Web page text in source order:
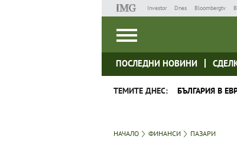
Investor Dnes Bloombergtv
ПОСЛЕДНИ НОВИНИ
ТЕМИТЕ ДНЕС: БЪЛГАРИЯ В
НАЧАЛО ФИНАНСИ ПАЗАРИ